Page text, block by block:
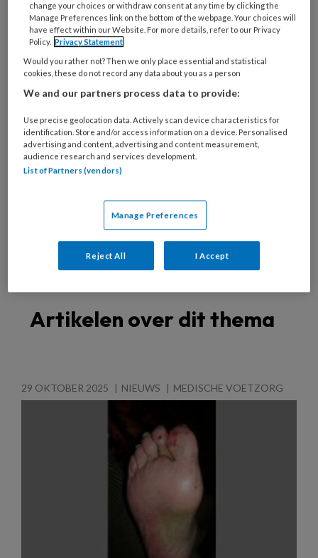
Diabetische voet
Reumatische voet
Oncologische voet
Spastische voet
Oudere voet
Specialistische technieken
Nagelreparatie
Nagelregulatie
Artikelen over dit thema
29 OKTOBER 2025 NIEUWS MEDISCHE VOETZORG
change your choices or withdraw consent at any time by clicking the
Manage Preferences link on the bottom of the webpage. Your choices will
have effect within our Website. For more details, refer to our Privacy
Policy. Privacy Statement
Would you rather not? Then we only place essential and statistical
cookies, these do not record any data about you as a person
We and our partners process data to provide:
Use precise geolocation data. Actively scan device characteristics for
identification. Store and/or access information on a device. Personalised
advertising and content, advertising and content measurement,
audience research and services development.
List of Partners (vendors)
Manage Preferences
Reject All I Accept